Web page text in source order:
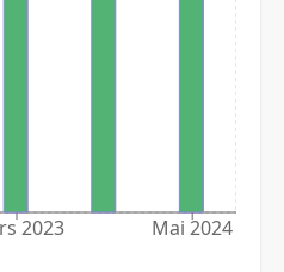
2023 Mai 2024